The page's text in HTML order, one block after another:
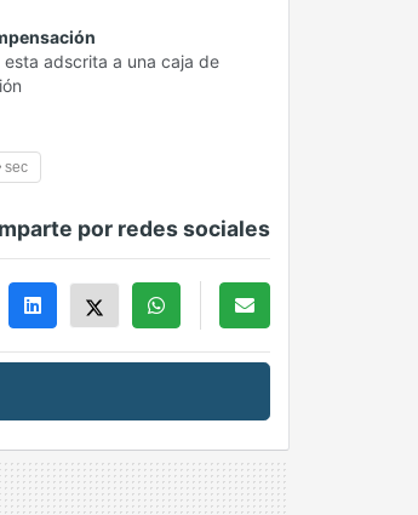
esta adscrita a una caja de
sec
por redes sociales